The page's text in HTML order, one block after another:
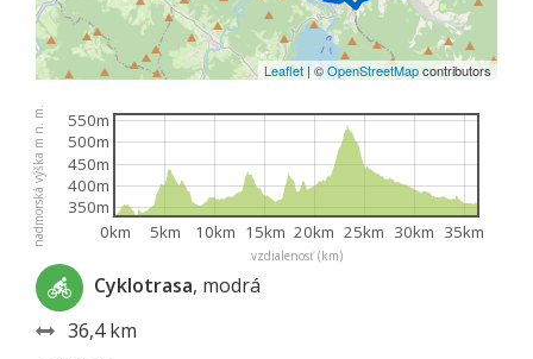
Leaflet | ©OpenStreetMapcontributors
vzdialenosť (km)
nadmorská výška m n. m. 0km 5km 10km 15km 20km 25km 30km 35km
350m
400m
450m
500m
550m
Cyklotrasa, modrá
36,4 km